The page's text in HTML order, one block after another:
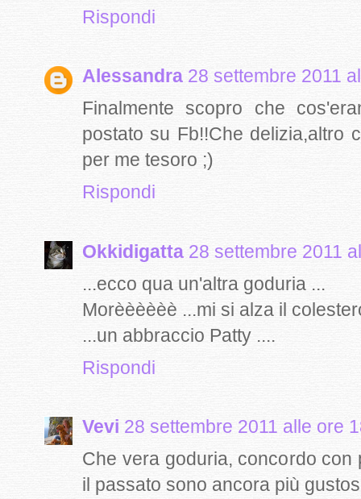
Rispondi
Alessandra 28 settembre 2011
Finalmente scopro che
postato su Fb!!Che delizia,altro
per me tesoro ;)
Rispondi
Okkidigatta 28 settembre 2011
...ecco qua un'altra goduria ...
Morèèèèèè ...mi si alza il
...un abbraccio Patty ....
Rispondi
Vevi 28 settembre 2011 alle ore
Che vera goduria, concordo
il passato sono ancora più